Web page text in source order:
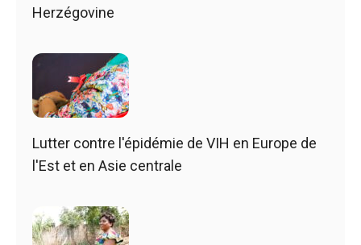
Herzégovine
Lutter contre l'épidémie de VIH en Europe de
l'Est et en Asie centrale